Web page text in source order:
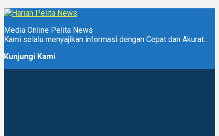
Media Online Pelita News
Kami selalu menyajikan informasi dengan Cepat dan Akurat.
Kunjungi Kami